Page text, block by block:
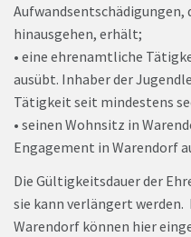
Aufwandsentschädigungen,
hinausgehen, erhält;
• eine ehrenamtliche
ausübt. Inhaber der
Tätigkeit seit mindestens
• seinen Wohnsitz in
Engagement in Warendorf
Die Gültigkeitsdauer der
sie kann verlängert werden.
Warendorf können hier